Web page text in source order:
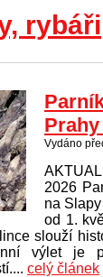
rybáři
Vydáno
2026
na
od 1.
slouží
výlet je
celý článek